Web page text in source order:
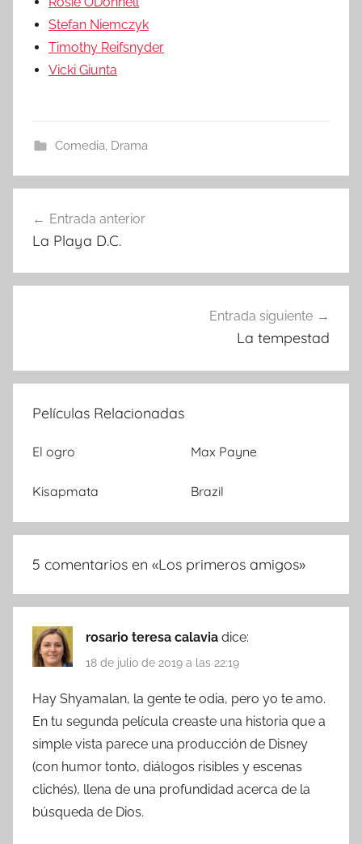
Stefan Niemczyk
Timothy Reifsnyder
Vicki Giunta
Comedia, Drama
Navegación
de
entradas
Entrada anterior
La Playa D.C.
Entrada siguiente
La tempestad
Películas Relacionadas
El ogro Max Payne
Kisapmata Brazil
5 comentarios en «Los primeros amigos»
rosario teresa calavia dice:
18 de julio de 2019 a las 22:19
Hay Shyamalan, la gente te odia, pero yo te amo.
En tu segunda película creaste una historia que a
simple vista parece una producción de Disney
(con humor tonto, diálogos risibles y escenas
clichés), llena de una profundidad acerca de la
búsqueda de Dios.